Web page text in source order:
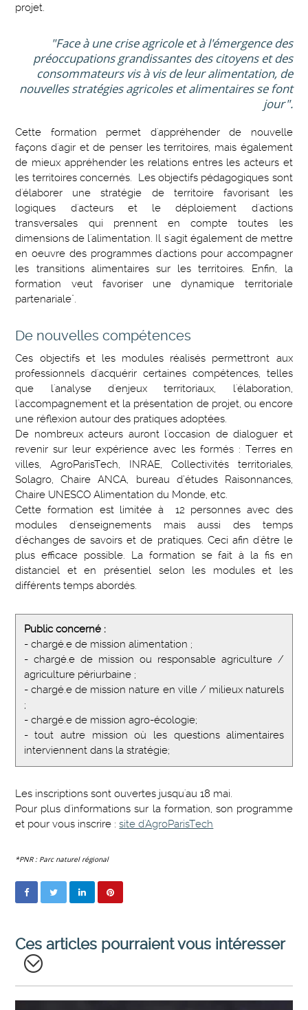
projet.
"Face à une crise agricole et à l'émergence des
préoccupations grandissantes des citoyens et des
consommateurs vis à vis de leur alimentation, de
nouvelles stratégies agricoles et alimentaires se font
jour".
Cette formation permet d'appréhender de nouvelle
façons d'agir et de penser les territoires, mais également
de mieux appréhender les relations entres les acteurs et
les territoires concernés. Les objectifs pédagogiques sont
d'élaborer une stratégie de territoire favorisant les
logiques d'acteurs et le déploiement d'actions
transversales qui prennent en compte toutes les
dimensions de l'alimentation. Il s'agit également de mettre
en oeuvre des programmes d'actions pour accompagner
les transitions alimentaires sur les territoires. Enfin, la
formation veut favoriser une dynamique territoriale
partenariale".
De nouvelles compétences
Ces objectifs et les modules réalisés permettront aux
professionnels d'acquérir certaines compétences, telles
que l'analyse d'enjeux territoriaux, l'élaboration,
l'accompagnement et la présentation de projet, ou encore
une réflexion autour des pratiques adoptées.
De nombreux acteurs auront l'occasion de dialoguer et
revenir sur leur expérience avec les formés : Terres en
villes, AgroParisTech, INRAE, Collectivités territoriales,
Solagro, Chaire ANCA, bureau d’études Raisonnances,
Chaire UNESCO Alimentation du Monde, etc.
Cette formation est limitée à 12 personnes avec des
modules d'enseignements mais aussi des temps
d'échanges de savoirs et de pratiques. Ceci afin d'être le
plus efficace possible. La formation se fait à la fis en
distanciel et en présentiel selon les modules et les
différents temps abordés.
Public concerné :
- chargé.e de mission alimentation ;
- chargé.e de mission ou responsable agriculture /
agriculture périurbaine ;
- chargé.e de mission nature en ville / milieux naturels
;
- chargé.e de mission agro-écologie;
- tout autre mission où les questions alimentaires
interviennent dans la stratégie;
Les inscriptions sont ouvertes jusqu'au 18 mai.
Pour plus d'informations sur la formation, son programme
et pour vous inscrire :site d'AgroParisTech
*PNR : Parc naturel régional
Ces articles pourraient vous intéresser